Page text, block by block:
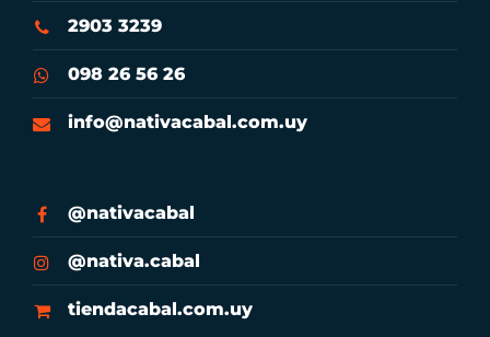
2903 3239
098 26 56 26
info@nativacabal.com.uy
@nativacabal
@nativa.cabal
tiendacabal.com.uy